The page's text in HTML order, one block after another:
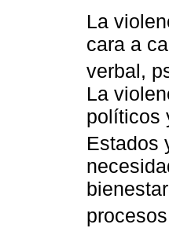
La
cara a
verbal,
La
políticos
Estados